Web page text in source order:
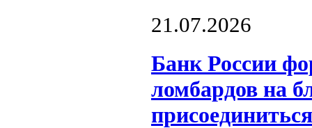
21.07.2026
Банк России
ломбардов на